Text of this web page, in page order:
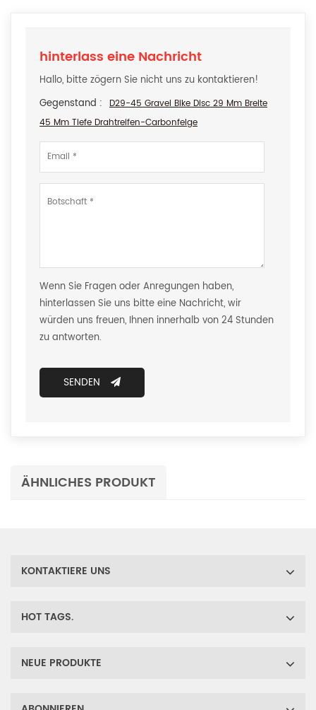
hinterlass eine Nachricht
Hallo, bitte zögern Sie nicht uns zu kontaktieren!
Gegenstand : D29-45 Gravel Bike Disc 29 Mm Breite
45 Mm Tiefe Drahtreifen-Carbonfelge
Wenn Sie Fragen oder Anregungen haben,
hinterlassen Sie uns bitte eine Nachricht, wir
würden uns freuen, Ihnen innerhalb von 24 Stunden
zu antworten.
SENDEN
ÄHNLICHES PRODUKT
KONTAKTIERE UNS
HOT TAGS.
NEUE PRODUKTE